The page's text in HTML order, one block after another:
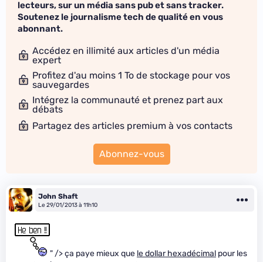
lecteurs, sur un média sans pub et sans tracker.
Soutenez le journalisme tech de qualité en vous
abonnant.
Accédez en illimité aux articles d'un média
expert
Profitez d'au moins 1 To de stockage pour vos
sauvegardes
Intégrez la communauté et prenez part aux
débats
Partagez des articles premium à vos contacts
Abonnez-vous
John Shaft
Le 29/01/2013 à 11h10
" /> ça paye mieux que le dollar hexadécimal pour les